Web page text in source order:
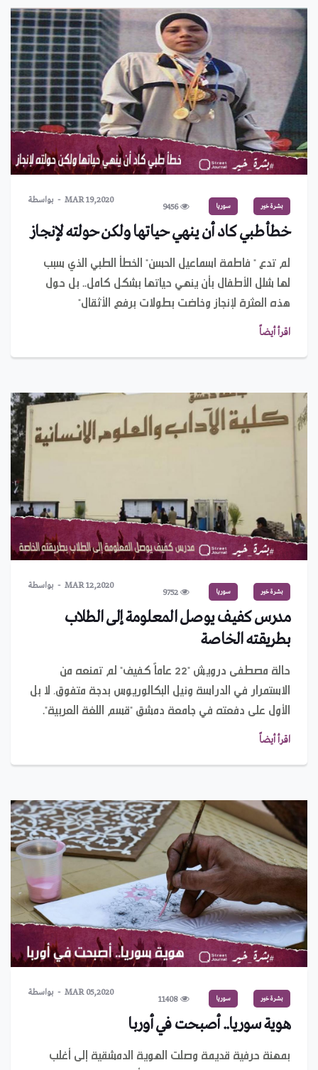
بشرة خير سوريا 9456
MAR 19,2020 بواسطة
خطأ طبي كاد أن ينهي حياتها ولكن حولته لإنجاز
لم تدع " فاطمة اسماعيل الحسن" الخطأ الطبي الذي سبب
لها شلل الأطفال بأن ينهي حياتها بشكل كامل.. بل حول
هذه العثرة لإنجاز وخاضت بطولات برفع الأثقال"
اقرأ أيضاً
بشرة خير سوريا 9752
MAR 12,2020 بواسطة
مدرس كفيف يوصل المعلومة إلى الطلاب
بطريقته الخاصة
حالة مصطفى درويش "22 عاماً كفيف" لم تمنعه من
الاستمرار في الدراسة ونيل البكالوريوس بدجة متفوق، لا بل
الأول على دفعته في جامعة دمشق "قسم اللغة العربية".
اقرأ أيضاً
بشرة خير سوريا 11408
MAR 05,2020 بواسطة
هوية سوريا.. أصبحت في أوربا
بمهنة حرفية قديمة وصلت الهوية الدمشقية إلى أغلب